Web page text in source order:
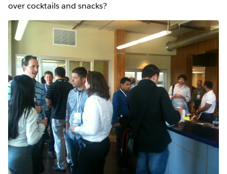
over cocktails and snacks?